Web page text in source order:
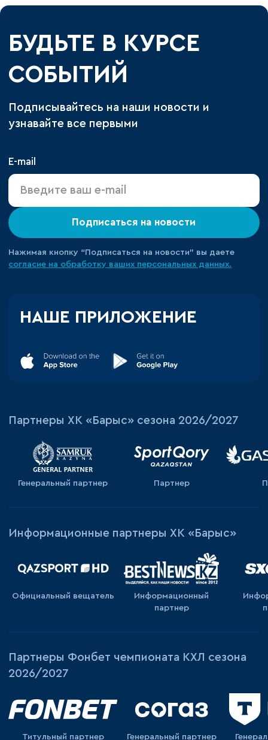
БУДЬТЕ В КУРСЕ
СОБЫТИЙ
Подписывайтесь на наши новости и
узнавайте все первыми
E-mail
Подписаться на новости
Нажимая кнопку “Подписаться на новости” вы даете
согласие на обработку ваших персональных данных.
НАШЕ ПРИЛОЖЕНИЕ
Партнеры ХК «Барыс» сезона 2026/2027
Генеральный партнер Партнер
Информационные партнеры ХК «Барыс»
Официальный вещатель
Информационный
партнер
Партнеры Фонбет чемпионата КХЛ сезона
2026/2027
Титульный партнер Генеральный партнер